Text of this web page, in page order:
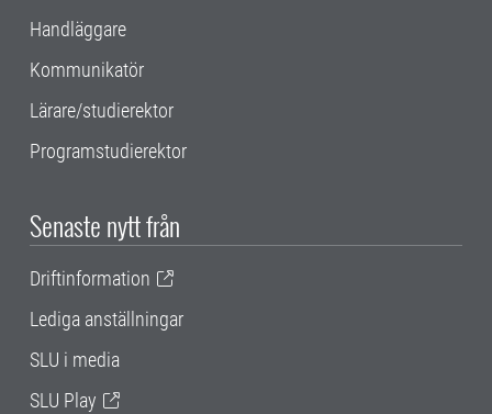
Handläggare
Kommunikatör
Lärare/studierektor
Programstudierektor
Senaste nytt från
Driftinformation
Lediga anställningar
SLU i media
SLU Play